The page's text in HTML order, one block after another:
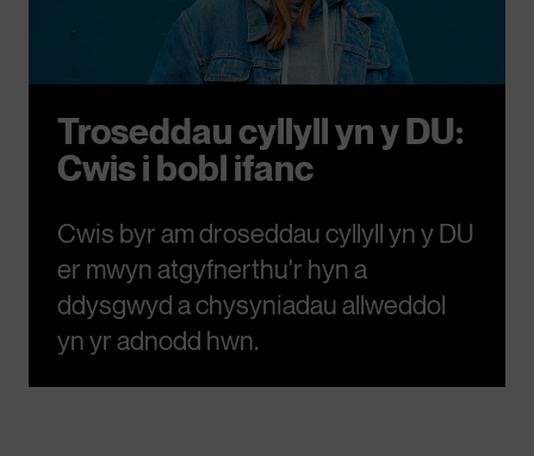
Troseddau cyllyll yn y DU:
Cwis i bobl ifanc
Cwis byr am droseddau cyllyll yn y DU
er mwyn atgyfnerthu'r hyn a
ddysgwyd a chysyniadau allweddol
yn yr adnodd hwn.